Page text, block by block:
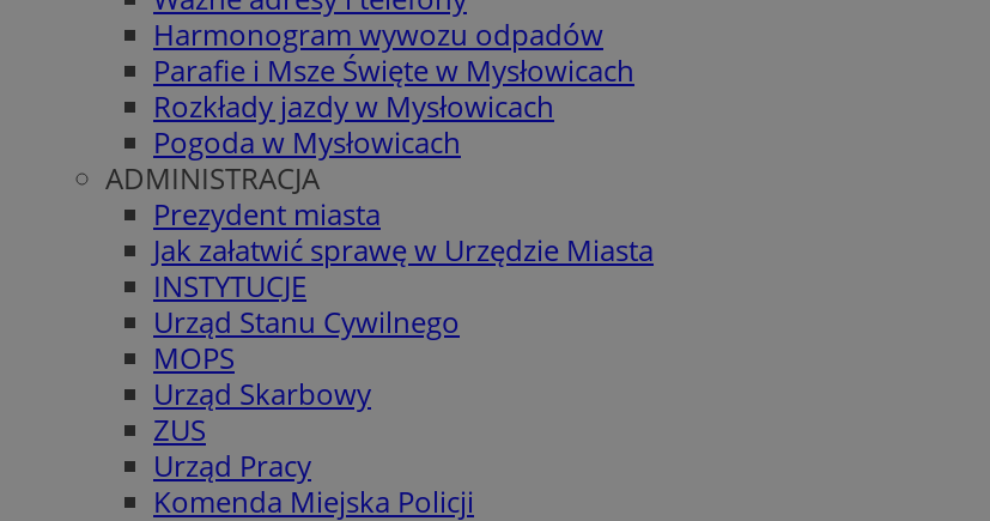
Harmonogram wywozu odpadów
Parafie i Msze Święte w Mysłowicach
Rozkłady jazdy w Mysłowicach
Pogoda w Mysłowicach
ADMINISTRACJA
Prezydent miasta
Jak załatwić sprawę w Urzędzie Miasta
INSTYTUCJE
Urząd Stanu Cywilnego
MOPS
Urząd Skarbowy
ZUS
Urząd Pracy
Komenda Miejska Policji